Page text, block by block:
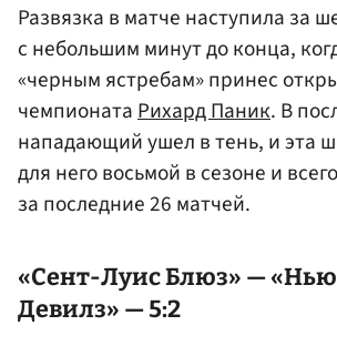
Развязка в матче наступила за
с небольшим минут до конца,
«черным ястребам» принес
чемпионатаРихард Паник. В
нападающий ушел в тень, и эта
для него восьмой в сезоне и
за последние 26 матчей.
«Сент-Луис Блюз» —
Девилз» — 5:2